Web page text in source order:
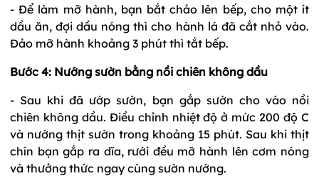
- Để làm mỡ hành, bạn bắt chảo lên bếp, cho một ít
dầu ăn, đợi dầu nóng thì cho hành lá đã cắt nhỏ vào.
Đảo mỡ hành khoảng 3 phút thì tắt bếp.
Bước 4: Nướng sườn bằng nồi chiên không dầu
- Sau khi đã ướp sườn, bạn gắp sườn cho vào nồi
chiên không dầu. Điều chỉnh nhiệt độ ở mức 200 độ C
và nướng thịt sườn trong khoảng 15 phút. Sau khi thịt
chín bạn gắp ra dĩa, rưới đều mỡ hành lên cơm nóng
và thưởng thức ngay cùng sườn nướng.